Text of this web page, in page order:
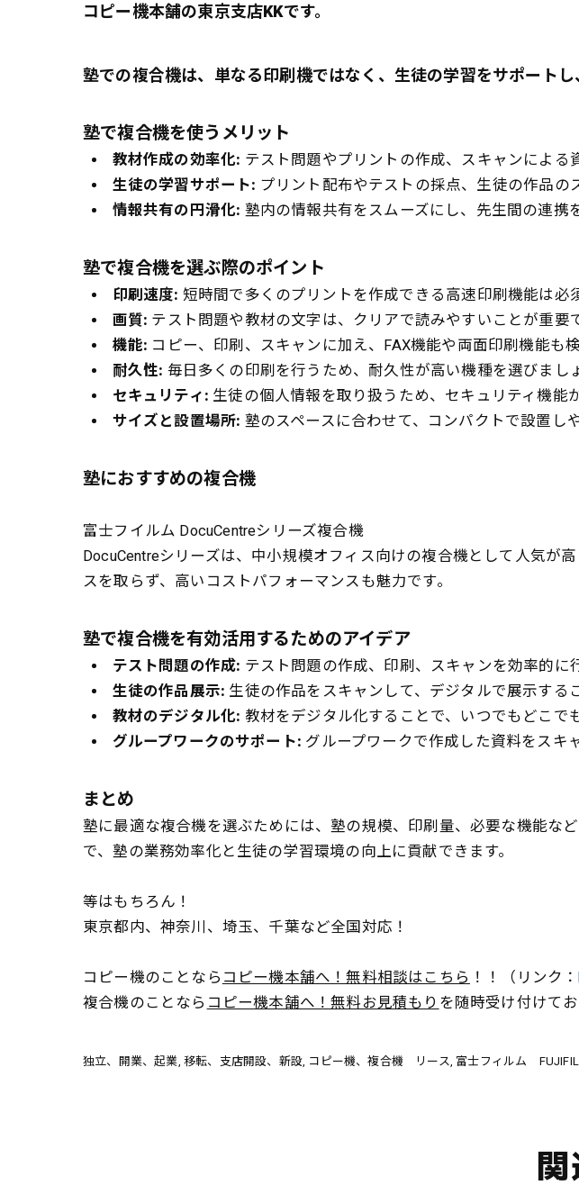
コピー機本舗の東京支店KKです。
塾での複合機は、単なる印刷機ではなく、生徒の学習をサポート
塾で複合機を使うメリット
教材作成の効率化: テスト問題やプリントの作成、スキャンによる
生徒の学習サポート: プリント配布やテストの採点、生徒の作品の
情報共有の円滑化: 塾内の情報共有をスムーズにし、先生間の連携
塾で複合機を選ぶ際のポイント
印刷速度: 短時間で多くのプリントを作成できる高速印刷機能は必
画質: テスト問題や教材の文字は、クリアで読みやすいことが重要で
機能: コピー、印刷、スキャンに加え、FAX機能や両面印刷機能も
耐久性: 毎日多くの印刷を行うため、耐久性が高い機種を選びまし
セキュリティ: 生徒の個人情報を取り扱うため、セキュリティ機能
サイズと設置場所: 塾のスペースに合わせて、コンパクトで設置し
塾におすすめの複合機
富士フイルム DocuCentreシリーズ複合機
DocuCentreシリーズは、中小規模オフィス向けの複合機として人気が
スを取らず、高いコストパフォーマンスも魅力です。
塾で複合機を有効活用するためのアイデア
テスト問題の作成: テスト問題の作成、印刷、スキャンを効率的に
生徒の作品展示: 生徒の作品をスキャンして、デジタルで展示する
教材のデジタル化: 教材をデジタル化することで、いつでもどこで
グループワークのサポート: グループワークで作成した資料をスキ
まとめ
塾に最適な複合機を選ぶためには、塾の規模、印刷量、必要な機能な
で、塾の業務効率化と生徒の学習環境の向上に貢献できます。
等はもちろん！
東京都内、神奈川、埼玉、千葉など全国対応！
コピー機のことなら コピー機本舗へ！無料相談はこちら ！！（リンク：
複合機のことなら コピー機本舗へ！無料お見積もり を随時受け付けて
独立、開業、起業 移転、支店開設、新設 コピー機、複合機 リース 富士フィルム